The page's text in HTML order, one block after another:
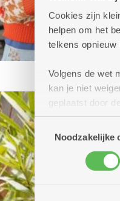
Cookies zijn
helpen om het
telkens
Volgens de wet
kan je niet
geplaatst door
combineren
Toestemmingsselectie
Noodzakelijke